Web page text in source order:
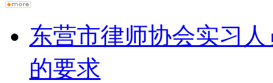
东营市律师协会实习
的要求